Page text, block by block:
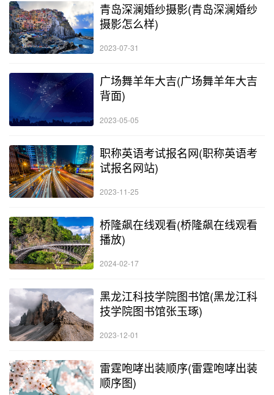
青岛深澜婚纱摄影(青岛深澜婚纱
摄影怎么样)
2023-07-31
广场舞羊年大吉(广场舞羊年大吉
背面)
2023-05-05
职称英语考试报名网(职称英语考
试报名网站)
2023-11-25
桥隆飙在线观看(桥隆飙在线观看
播放)
2024-02-17
黑龙江科技学院图书馆(黑龙江科
技学院图书馆张玉琢)
2023-12-01
雷霆咆哮出装顺序(雷霆咆哮出装
顺序图)